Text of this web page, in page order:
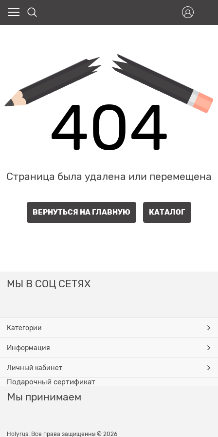
404
Страница была удалена или перемещена
ВЕРНУТЬСЯ НА ГЛАВНУЮ КАТАЛОГ
МЫ В СОЦ СЕТЯХ
Категории
Информация
Личный кабинет
Подарочный сертификат
Мы принимаем
Holyrus. Все права защищенны © 2026